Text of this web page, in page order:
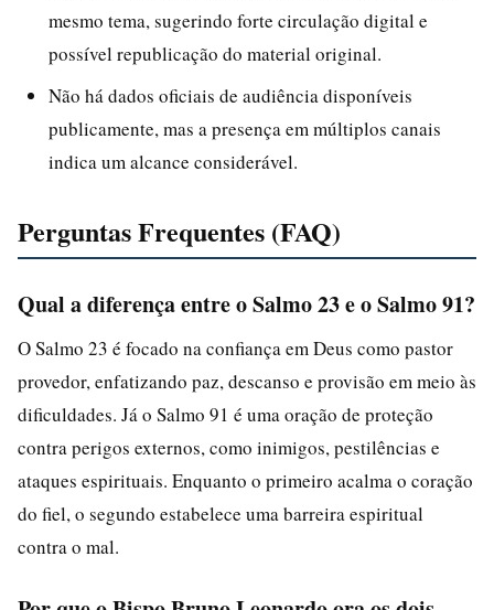
mesmo tema, sugerindo forte circulação digital e
possível republicação do material original.
Não há dados oficiais de audiência disponíveis
publicamente, mas a presença em múltiplos canais
indica um alcance considerável.
Perguntas Frequentes (FAQ)
Qual a diferença entre o Salmo 23 e o Salmo 91?
O Salmo 23 é focado na confiança em Deus como pastor
provedor, enfatizando paz, descanso e provisão em meio às
dificuldades. Já o Salmo 91 é uma oração de proteção
contra perigos externos, como inimigos, pestilências e
ataques espirituais. Enquanto o primeiro acalma o coração
do fiel, o segundo estabelece uma barreira espiritual
contra o mal.